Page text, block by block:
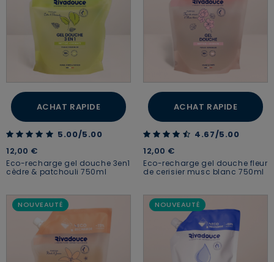
ACHAT RAPIDE
5.00 out of 5 Customer Rating
5.00/5.00
12,00 €
Eco-recharge gel douche 3en1
cèdre & patchouli 750ml
ACHAT RAPIDE
4.67 out of 5 Customer Rating
4.67/5.00
12,00 €
Eco-recharge gel douche fleur
de cerisier musc blanc 750ml
NOUVEAUTÉ NOUVEAUTÉ